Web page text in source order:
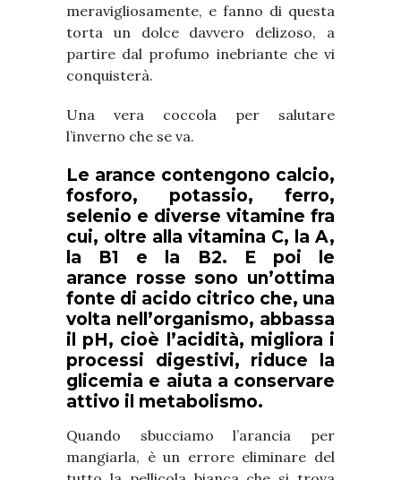
meravigliosamente, e fanno di questa
torta un dolce davvero delizoso, a
partire dal profumo inebriante che vi
conquisterà.
Una vera coccola per salutare
l’inverno che se va.
Le arance contengono calcio,
fosforo, potassio, ferro,
selenio e diverse vitamine fra
cui, oltre alla vitamina C, la A,
la B1 e la B2. E poi le
arance rosse sono un’ottima
fonte di acido citrico che, una
volta nell’organismo, abbassa
il pH, cioè l’acidità, migliora i
processi digestivi, riduce la
glicemia e aiuta a conservare
attivo il metabolismo.
Quando sbucciamo l’arancia per
mangiarla, è un errore eliminare del